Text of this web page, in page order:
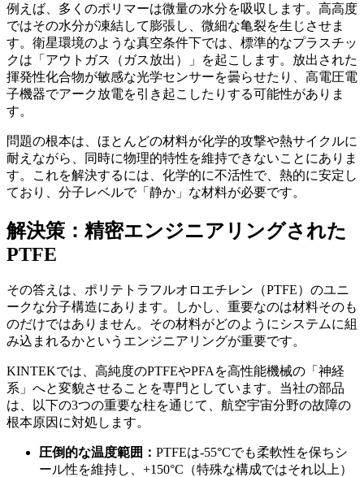
例えば、多くのポリマーは微量の水分を吸収します。高高度
ではその水分が凍結して膨張し、微細な亀裂を生じさせま
す。衛星環境のような真空条件下では、標準的なプラスチッ
クは「アウトガス（ガス放出）」を起こします。放出された
揮発性化合物が敏感な光学センサーを曇らせたり、高電圧電
子機器でアーク放電を引き起こしたりする可能性がありま
す。
問題の根本は、ほとんどの材料が化学的攻撃や熱サイクルに
耐えながら、同時に物理的特性を維持できないことにありま
す。これを解決するには、化学的に不活性で、熱的に安定し
ており、分子レベルで「静か」な材料が必要です。
解決策：精密エンジニアリングされた
PTFE
その答えは、ポリテトラフルオロエチレン（PTFE）のユニ
ークな分子構造にあります。しかし、重要なのは材料そのも
のだけではありません。その材料がどのようにシステムに組
み込まれるかというエンジニアリングが重要です。
KINTEKでは、高純度のPTFEやPFAを高性能機械の「神経
系」へと変貌させることを専門としています。当社の部品
は、以下の3つの重要な柱を通じて、航空宇宙分野の故障の
根本原因に対処します。
圧倒的な温度範囲： PTFEは-55°Cでも柔軟性を保ちシ
ール性を維持し、+150°C（特殊な構成ではそれ以上）